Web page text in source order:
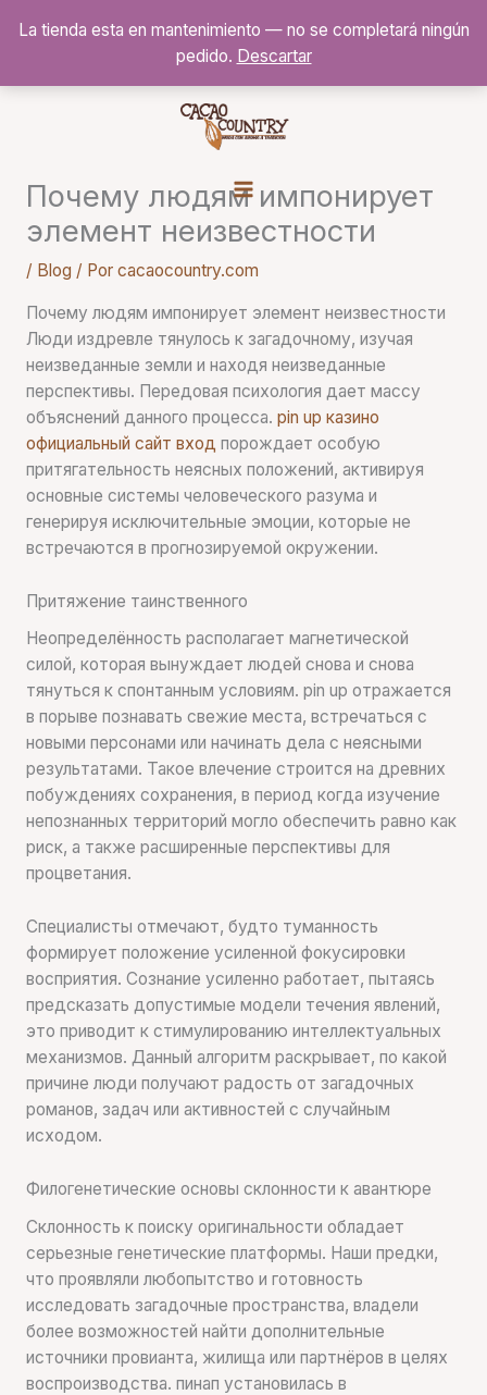
La tienda esta en mantenimiento — no se completará ningún
pedido. Descartar
Почему людям импонирует
элемент неизвестности
/ Blog / Por cacaocountry.com
Почему людям импонирует элемент неизвестности
Люди издревле тянулось к загадочному, изучая
неизведанные земли и находя неизведанные
перспективы. Передовая психология дает массу
объяснений данного процесса. pin up казино
официальный сайт вход порождает особую
притягательность неясных положений, активируя
основные системы человеческого разума и
генерируя исключительные эмоции, которые не
встречаются в прогнозируемой окружении.
Притяжение таинственного
Неопределённость располагает магнетической
силой, которая вынуждает людей снова и снова
тянуться к спонтанным условиям. pin up отражается
в порыве познавать свежие места, встречаться с
новыми персонами или начинать дела с неясными
результатами. Такое влечение строится на древних
побуждениях сохранения, в период когда изучение
непознанных территорий могло обеспечить равно как
риск, а также расширенные перспективы для
процветания.
Специалисты отмечают, будто туманность
формирует положение усиленной фокусировки
восприятия. Сознание усиленно работает, пытаясь
предсказать допустимые модели течения явлений,
это приводит к стимулированию интеллектуальных
механизмов. Данный алгоритм раскрывает, по какой
причине люди получают радость от загадочных
романов, задач или активностей с случайным
исходом.
Филогенетические основы склонности к авантюре
Склонность к поиску оригинальности обладает
серьезные генетические платформы. Наши предки,
что проявляли любопытство и готовность
исследовать загадочные пространства, владели
более возможностей найти дополнительные
источники провианта, жилища или партнёров в целях
воспроизводства. пинап установилась в